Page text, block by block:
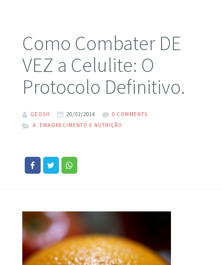
Como Combater DE
VEZ a Celulite: O
Protocolo Definitivo.
GEOSH 20/02/2014
0 COMMENTS
A. EMAGRECIMENTO E NUTRIÇÃO